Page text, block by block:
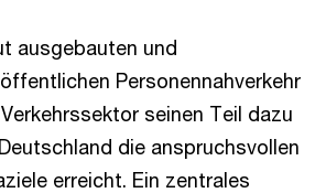
ausgebauten und
Personennahverkehr
Verkehrssektor seinen Teil dazu
die anspruchsvollen
erreicht. Ein zentrales